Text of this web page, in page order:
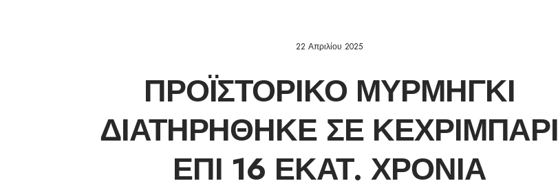
22 Απριλίου 2025
ΠΡΟΪΣΤΟΡΙΚΌ ΜΥΡΜΉΓΚΙ
ΔΙΑΤΗΡΉΘΗΚΕ ΣΕ ΚΕΧΡΙΜΠΆΡΙ
ΕΠΊ 16 ΕΚΑΤ. ΧΡΌΝΙΑ